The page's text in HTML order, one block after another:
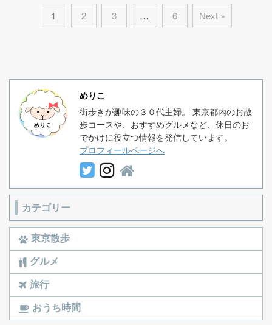
1 2 3 … 6 Next »
めりこ
街歩きが趣味の３０代主婦。 東京都内のお散
歩コースや、おすすめグルメなど、休日のお
でかけに役立つ情報を発信しています。
プロフィールページへ
カテゴリー
東京散歩
グルメ
旅行
おうち時間